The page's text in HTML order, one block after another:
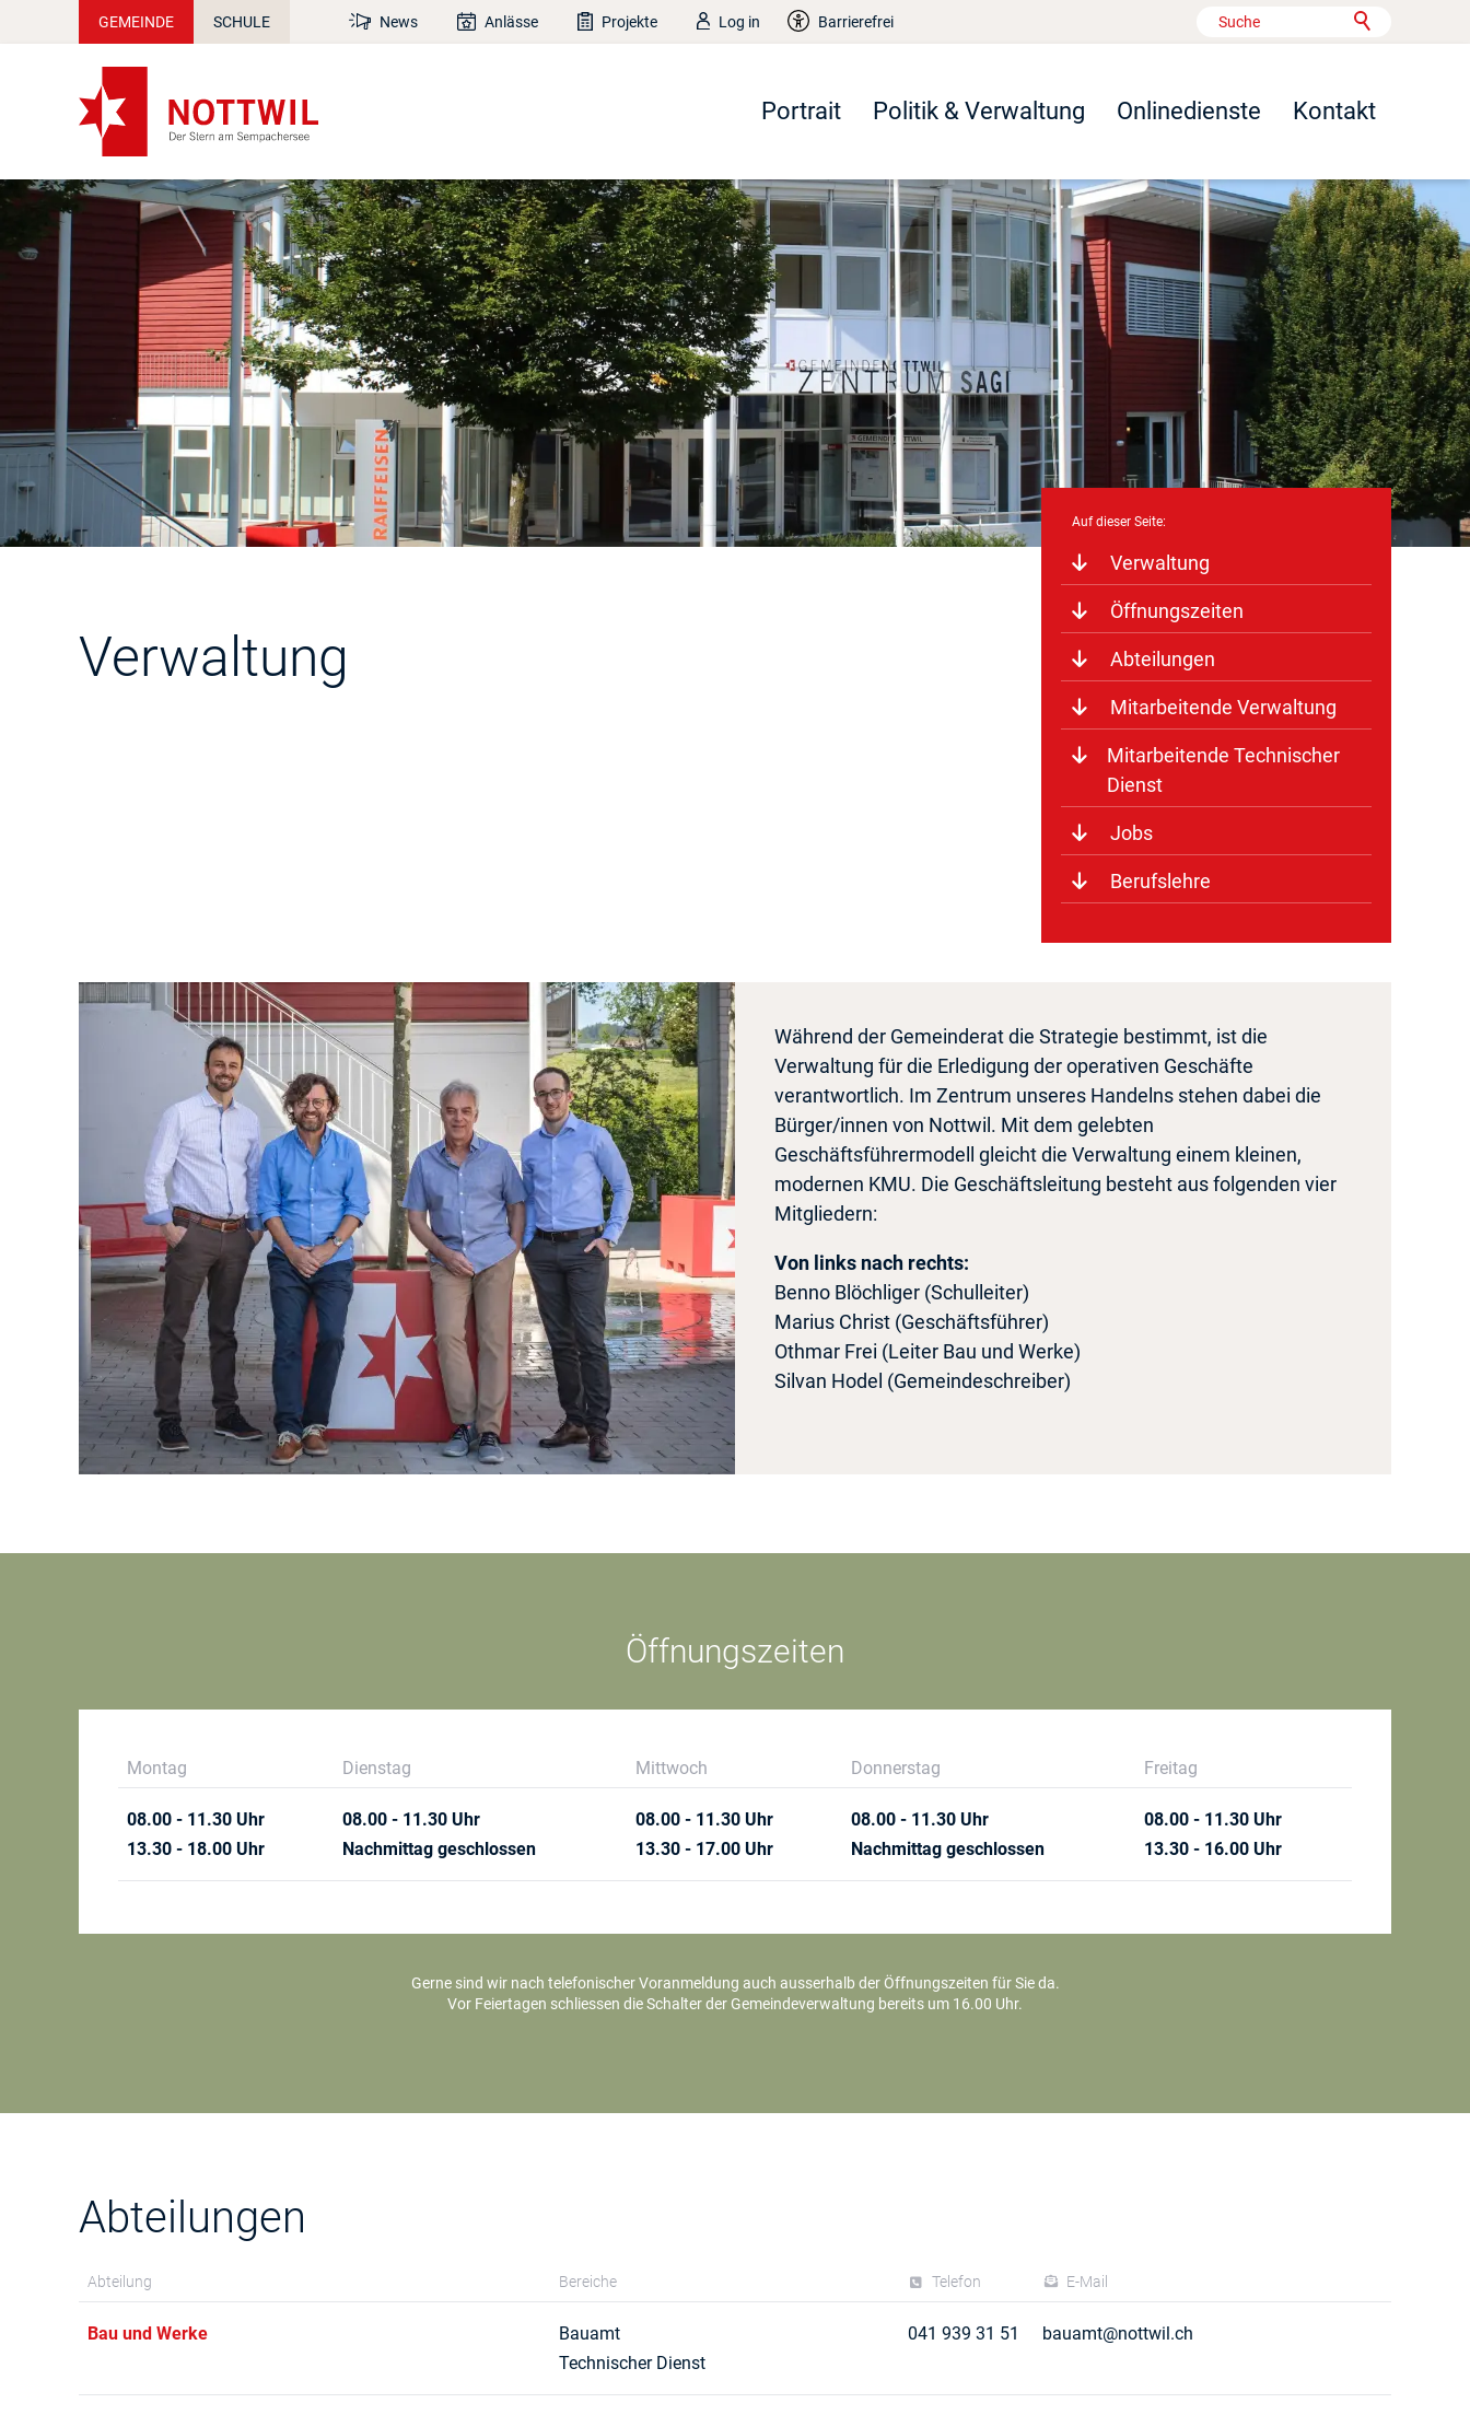
GEMEINDE SCHULE News Anlässe Projekte Log in Barrierefrei
Portrait Politik & Verwaltung Onlinedienste Kontakt
Verwaltung
Verwaltung
Öffnungszeiten
Abteilungen
Mitarbeitende Verwaltung
Mitarbeitende Technischer
Dienst
Jobs
Berufslehre
Während der Gemeinderat die Strategie bestimmt, ist die
Verwaltung für die Erledigung der operativen Geschäfte
verantwortlich. Im Zentrum unseres Handelns stehen dabei die
Bürger/innen von Nottwil. Mit dem gelebten
Geschäftsführermodell gleicht die Verwaltung einem kleinen,
modernen KMU. Die Geschäftsleitung besteht aus folgenden vier
Mitgliedern:
Von links nach rechts:
Benno Blöchliger (Schulleiter)
Marius Christ (Geschäftsführer)
Othmar Frei (Leiter Bau und Werke)
Silvan Hodel (Gemeindeschreiber)
Öffnungszeiten
Montag Dienstag Mittwoch Donnerstag Freitag
08.00 - 11.30 Uhr
13.30 - 18.00 Uhr
08.00 - 11.30 Uhr
Nachmittag geschlossen
08.00 - 11.30 Uhr
13.30 - 17.00 Uhr
08.00 - 11.30 Uhr
Nachmittag geschlossen
08.00 - 11.30 Uhr
13.30 - 16.00 Uhr
Gerne sind wir nach telefonischer Voranmeldung auch ausserhalb der Öffnungszeiten für Sie da.
Vor Feiertagen schliessen die Schalter der Gemeindeverwaltung bereits um 16.00 Uhr.
Abteilungen
Abteilung Bereiche Telefon E-Mail
Bau und Werke
Bauamt
Technischer Dienst
041 939 31 51 bauamt@nottwil.ch